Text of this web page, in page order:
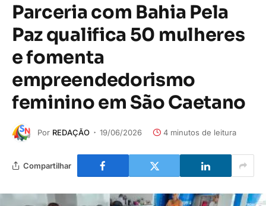
Parceria com Bahia Pela
Paz qualifica 50 mulheres
e fomenta
empreendedorismo
feminino em São Caetano
Por REDAÇÃO 19/06/2026 4 minutos de leitura
Compartilhar